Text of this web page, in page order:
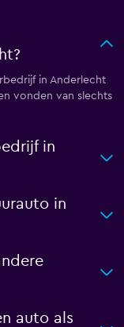
in Anderlecht
vonden van slechts
in
in
auto als